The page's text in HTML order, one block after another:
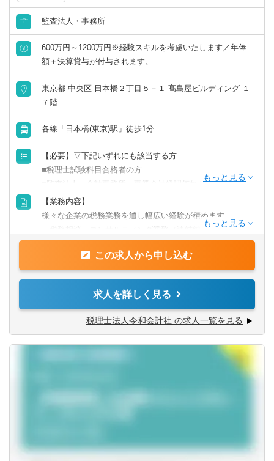
監査法人・事務所
600万円～1200万円※経験スキルを考慮いたします／年俸
額＋決算賞与が付与されます。
東京都 中央区 日本橋２丁目５－１ 髙島屋ビルディング １
７階
各線「日本橋(東京)駅」徒歩1分
【必要】▽下記いずれにも該当する方
■税理士試験科目合格者の方
■監査法人、会計事務所、事業会社経理何れかの経験を有す
る方となります。
【歓迎】
■官報合格者
【業務内容】
様々な企業の税務業務を通し幅広い経験が積めます。
・税務相談、コンサルティング業務（連結納税や組織再編
・税務デューデリジェンス
・税金計算
・年末調整、確定申告業務
・法人設立に関する手続き及び届出
・大手・上場企業の税務を経験することができます。
・一部ではなくクライアントの税務に一環して携わること
この求人から申し込む
求人を詳しく見る
税理士法人令和会計社 の求人一覧を見る
中国・四国
鳥取県 島根県
岡山県 広島県
山口県 徳島県
香川県 愛媛県
九州・沖縄
長崎県 熊本県
大分県 宮崎県
鹿児島県 沖縄県